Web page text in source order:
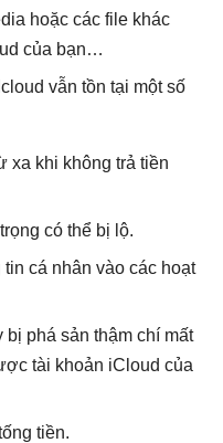
hoặc các file khác
của bạn…
vẫn tồn tại một số
xa khi không trả tiền
có thể bị lộ.
cá nhân vào các hoạt
bị phá sản thậm chí mất
tài khoản iCloud của
tiền.